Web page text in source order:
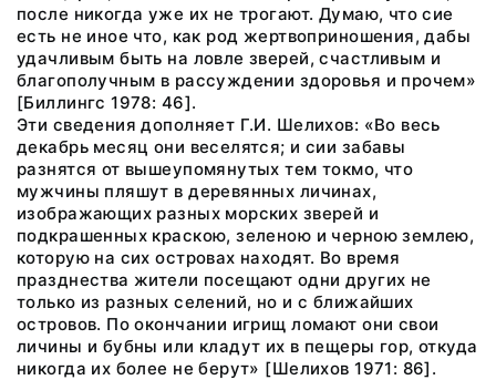
после никогда уже их не трогают. Думаю, что сие
есть не иное что, как род жертвоприношения, дабы
удачливым быть на ловле зверей, счастливым и
благополучным в рассуждении здоровья и прочем»
[Биллингс 1978: 46].
Эти сведения дополняет Г.И. Шелихов: «Во весь
декабрь месяц они веселятся; и сии забавы
разнятся от вышеупомянутых тем токмо, что
мужчины пляшут в деревянных личинах,
изображающих разных морских зверей и
подкрашенных краскою, зеленою и черною землею,
которую на сих островах находят. Во время
празднества жители посещают одни других не
только из разных селений, но и с ближайших
островов. По окончании игрищ ломают они свои
личины и бубны или кладут их в пещеры гор, откуда
никогда их более не берут» [Шелихов 1971: 86].